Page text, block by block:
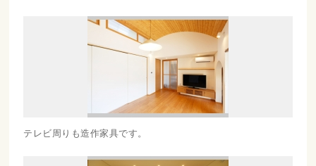
テレビ周りも造作家具です。